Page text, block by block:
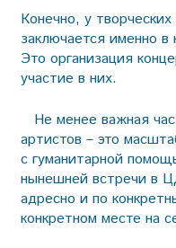
Конечно, у
заключается именно
Это организация
участие в них.
Не менее важная
артистов – это
с гуманитарной
нынешней встречи в
адресно и по
конкретном месте на